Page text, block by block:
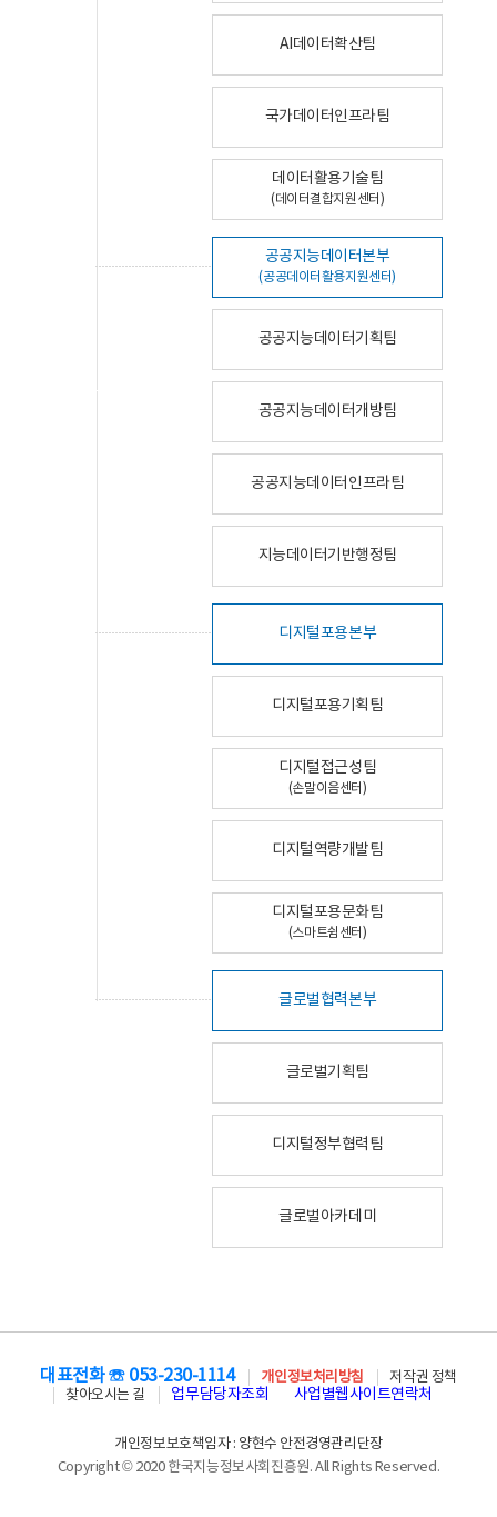
AI데이터확산팀
국가데이터인프라팀
데이터활용기술팀
(데이터결합지원센터)
공공지능데이터본부
(공공데이터활용지원센터)
공공지능데이터기획팀
공공지능데이터개방팀
공공지능데이터인프라팀
지능데이터기반행정팀
디지털포용본부
디지털포용기획팀
디지털접근성팀
(손말이음센터)
디지털역량개발팀
디지털포용문화팀
(스마트쉼센터)
글로벌협력본부
글로벌기획팀
디지털정부협력팀
글로벌아카데미
대표전화 ☏ 053-230-1114 개인정보처리방침
저작권 정책
찾아오시는 길
업무담당자조회 사업별웹사이트연락처
개인정보보호책임자 : 양현수 안전경영관리단장
Copyright © 2020 한국지능정보사회진흥원. All Rights Reserved.